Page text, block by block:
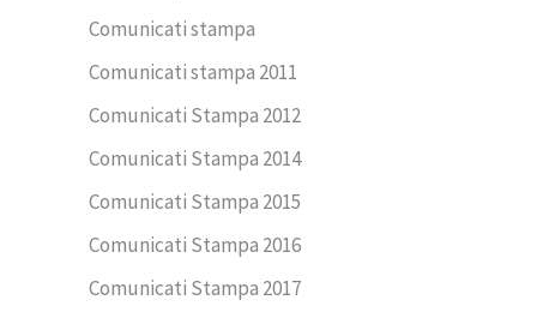
Comunicati stampa
Comunicati stampa 2011
Comunicati Stampa 2012
Comunicati Stampa 2014
Comunicati Stampa 2015
Comunicati Stampa 2016
Comunicati Stampa 2017